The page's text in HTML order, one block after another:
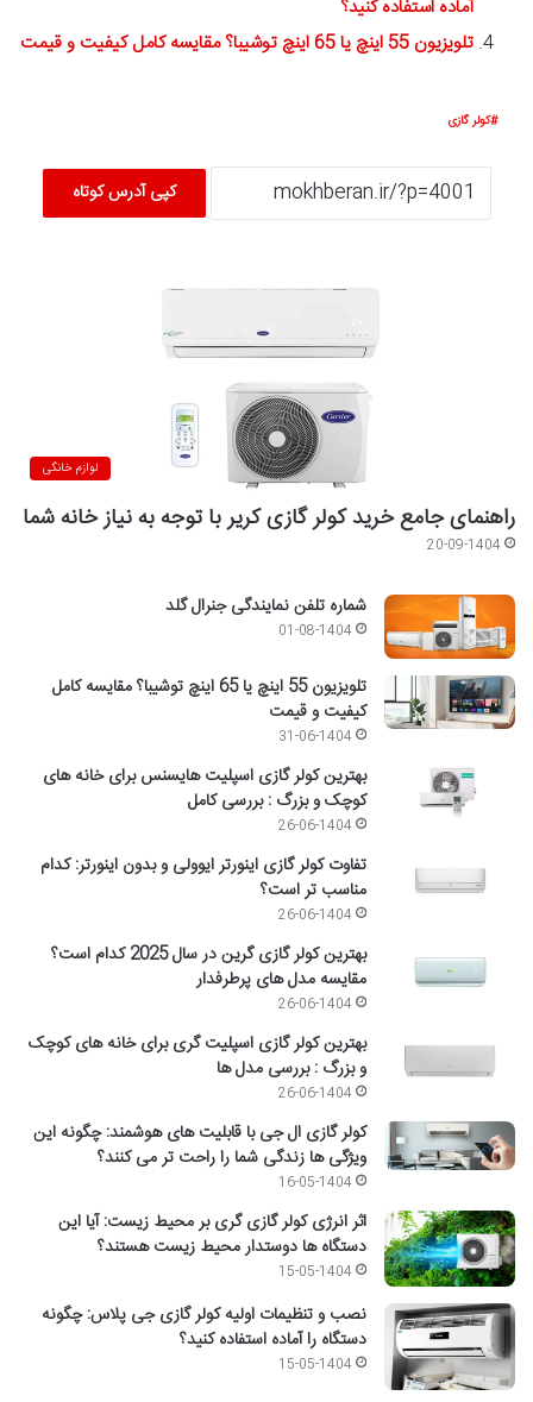
آماده استفاده کنید؟
تلویزیون 55 اینچ یا 65 اینچ توشیبا؟ مقایسه کامل کیفیت و قیمت
کولر گازی
کپی آدرس کوتاه
لوازم خانگی
راهنمای جامع خرید کولر گازی کریر با توجه به نیاز خانه شما
20-09-1404
شماره تلفن نمایندگی جنرال گلد
01-08-1404
تلویزیون 55 اینچ یا 65 اینچ توشیبا؟ مقایسه کامل
کیفیت و قیمت
31-06-1404
بهترین کولر گازی اسپلیت هایسنس برای خانه های
کوچک و بزرگ : بررسی کامل
26-06-1404
تفاوت کولر گازی اینورتر ایوولی و بدون اینورتر: کدام
مناسب تر است؟
26-06-1404
بهترین کولر گازی گرین در سال 2025 کدام است؟
مقایسه مدل های پرطرفدار
26-06-1404
بهترین کولر گازی اسپلیت گری برای خانه های کوچک
و بزرگ : بررسی مدل ها
26-06-1404
کولر گازی ال جی با قابلیت های هوشمند: چگونه این
ویژگی ها زندگی شما را راحت تر می کنند؟
16-05-1404
اثر انرژی کولر گازی گری بر محیط زیست: آیا این
دستگاه ها دوستدار محیط زیست هستند؟
15-05-1404
نصب و تنظیمات اولیه کولر گازی جی پلاس: چگونه
دستگاه را آماده استفاده کنید؟
15-05-1404